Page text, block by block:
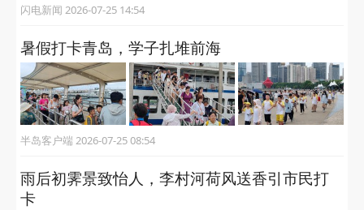
闪电新闻 2026-07-25 14:54
暑假打卡青岛，学子扎堆前海
半岛客户端 2026-07-25 08:54
雨后初霁景致怡人，李村河荷风送香引市民打
卡